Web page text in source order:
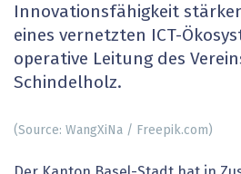
Innovationsfähigkeit
eines vernetzten ICT-
operative Leitung des
Schindelholz.
(Source: WangXiNa / Freepik.com)